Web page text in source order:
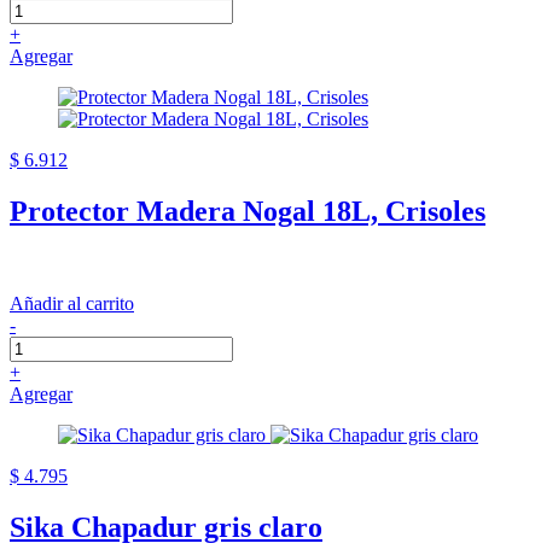
+
Agregar
$ 6.912
Protector Madera Nogal 18L, Crisoles
Añadir al carrito
-
+
Agregar
$ 4.795
Sika Chapadur gris claro